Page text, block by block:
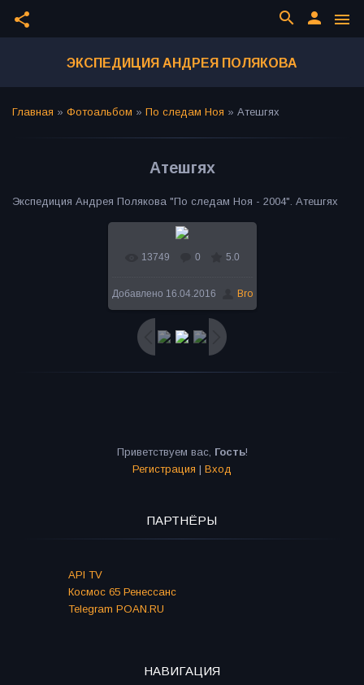
share menu
person
search
ЭКСПЕДИЦИЯ АНДРЕЯ ПОЛЯКОВА
Главная » Фотоальбом » По следам Ноя » Атешгях
Атешгях
Экспедиция Андрея Полякова "По следам Ноя - 2004". Атешгях
В реальном размере
1600x1208 / 333.0Kb
13749 0 5.0
Добавлено 16.04.2016 Bro
Приветствуем вас, Гость!
Регистрация | Вход
ПАРТНЁРЫ
API TV
Космос 65 Ренессанс
Telegram POAN.RU
НАВИГАЦИЯ